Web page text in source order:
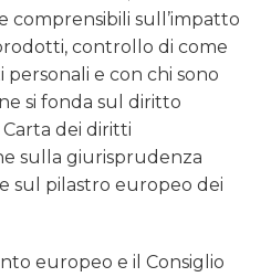
comprensibili sull’impatto
controllo di come
e con chi sono
si fonda sul diritto
dei diritti
sulla giurisprudenza
sul pilastro europeo dei
europeo e il Consiglio